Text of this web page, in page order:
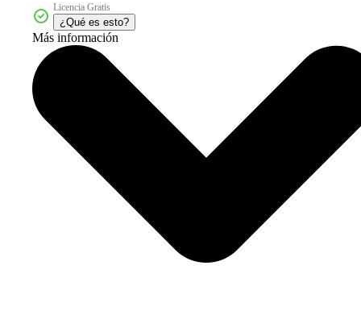
Licencia Gratis
¿Qué es esto?
Más información